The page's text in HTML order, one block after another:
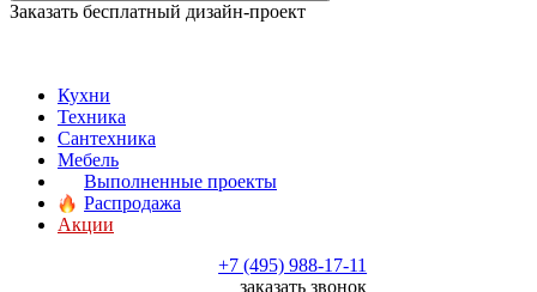
Заказать бесплатный дизайн-проект
Кухни
Техника
Сантехника
Мебель
Выполненные проекты
Распродажа
Акции
+7 (495) 988-17-11
заказать звонок